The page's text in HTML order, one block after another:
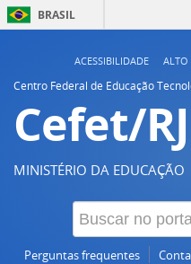
BRASIL
ACESSIBILIDADE ALTO
Centro Federal de Educação
Cefet/RJ
MINISTÉRIO DA EDUCAÇÃO
Perguntas frequentes